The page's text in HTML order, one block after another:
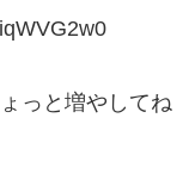
っと増やしてね